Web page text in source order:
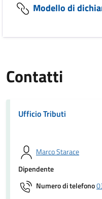
Modello di
Contatti
Ufficio Tributi
Marco Starace
Dipendente
Numero di telefono